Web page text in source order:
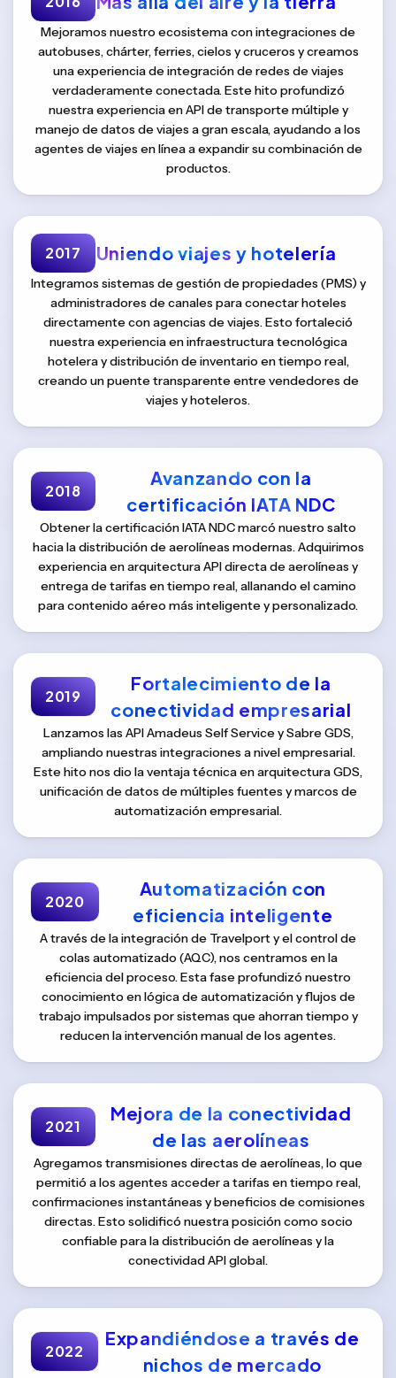
Mejoramos nuestro ecosistema con integraciones de
autobuses, chárter, ferries, cielos y cruceros y creamos
una experiencia de integración de redes de viajes
verdaderamente conectada. Este hito profundizó
nuestra experiencia en API de transporte múltiple y
manejo de datos de viajes a gran escala, ayudando a los
agentes de viajes en línea a expandir su combinación de
productos.
2017 Uniendo viajes y hotelería
Integramos sistemas de gestión de propiedades (PMS) y
administradores de canales para conectar hoteles
directamente con agencias de viajes. Esto fortaleció
nuestra experiencia en infraestructura tecnológica
hotelera y distribución de inventario en tiempo real,
creando un puente transparente entre vendedores de
viajes y hoteleros.
2018
Avanzando con la
certificación IATA NDC
Obtener la certificación IATA NDC marcó nuestro salto
hacia la distribución de aerolíneas modernas. Adquirimos
experiencia en arquitectura API directa de aerolíneas y
entrega de tarifas en tiempo real, allanando el camino
para contenido aéreo más inteligente y personalizado.
2019
Fortalecimiento de la
conectividad empresarial
Lanzamos las API Amadeus Self Service y Sabre GDS,
ampliando nuestras integraciones a nivel empresarial.
Este hito nos dio la ventaja técnica en arquitectura GDS,
unificación de datos de múltiples fuentes y marcos de
automatización empresarial.
2020
Automatización con
eficiencia inteligente
A través de la integración de Travelport y el control de
colas automatizado (AQC), nos centramos en la
eficiencia del proceso. Esta fase profundizó nuestro
conocimiento en lógica de automatización y flujos de
trabajo impulsados ​​por sistemas que ahorran tiempo y
reducen la intervención manual de los agentes.
2021
Mejora de la conectividad
de las aerolíneas
Agregamos transmisiones directas de aerolíneas, lo que
permitió a los agentes acceder a tarifas en tiempo real,
confirmaciones instantáneas y beneficios de comisiones
directas. Esto solidificó nuestra posición como socio
confiable para la distribución de aerolíneas y la
conectividad API global.
2022
Expandiéndose a través de
nichos de mercado